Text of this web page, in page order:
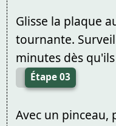
Glisse la plaque
tournante.
minutes dès
Étape 03
Avec un pinceau,